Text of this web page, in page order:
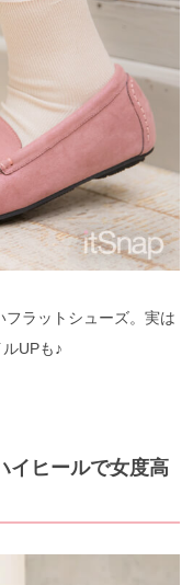
フラットシューズ。実は
UPも♪
イヒールで女度高